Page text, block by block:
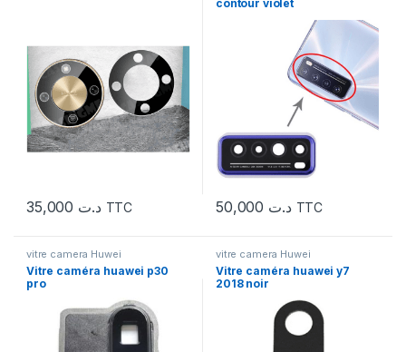
د.ت TTC
contour violet
د.ت TTC
vitre camera Huwei
Vitre caméra huawei p30
pro
vitre camera Huwei
Vitre caméra huawei y7
2018 noir